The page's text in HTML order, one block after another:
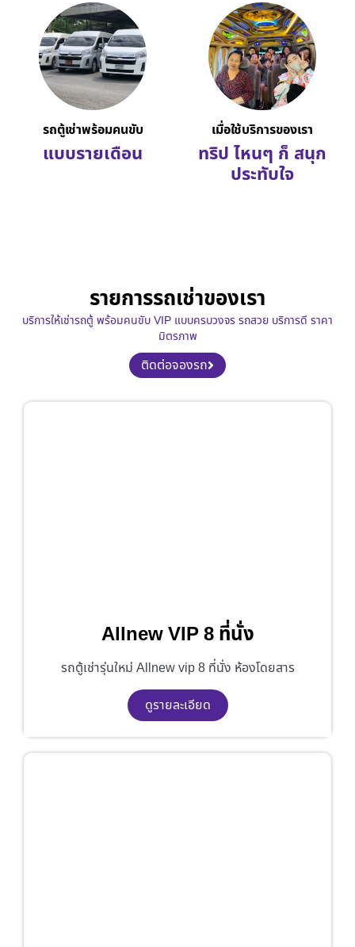
รถตู้เช่าพร้อมคนขับ
แบบรายเดือน
เมื่อใช้บริการของเรา
ทริป ไหนๆ ก็ สนุก
ประทับใจ
รายการรถเช่าของเรา
บริการให้เช่ารถตู้ พร้อมคนขับ VIP แบบครบวงจร รถสวย บริการดี ราคา
มิตรภาพ
ติดต่อจองรถ
Allnew VIP 8 ที่นั่ง
รถตู้เช่ารุ่นใหม่ Allnew vip 8 ที่นั่ง ห้องโดยสาร
ดูรายละเอียด